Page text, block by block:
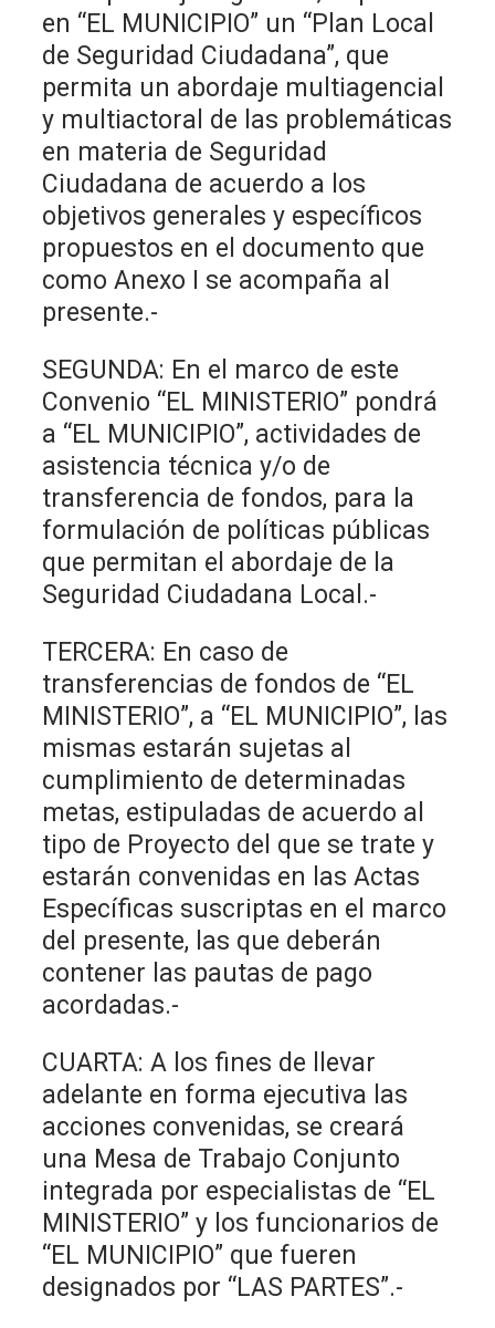
en “EL MUNICIPIO” un “Plan Local
de Seguridad Ciudadana”, que
permita un abordaje multiagencial
y multiactoral de las problemáticas
en materia de Seguridad
Ciudadana de acuerdo a los
objetivos generales y específicos
propuestos en el documento que
como Anexo I se acompaña al
presente.-
SEGUNDA: En el marco de este
Convenio “EL MINISTERIO” pondrá
a “EL MUNICIPIO”, actividades de
asistencia técnica y/o de
transferencia de fondos, para la
formulación de políticas públicas
que permitan el abordaje de la
Seguridad Ciudadana Local.-
TERCERA: En caso de
transferencias de fondos de “EL
MINISTERIO”, a “EL MUNICIPIO”, las
mismas estarán sujetas al
cumplimiento de determinadas
metas, estipuladas de acuerdo al
tipo de Proyecto del que se trate y
estarán convenidas en las Actas
Específicas suscriptas en el marco
del presente, las que deberán
contener las pautas de pago
acordadas.-
CUARTA: A los fines de llevar
adelante en forma ejecutiva las
acciones convenidas, se creará
una Mesa de Trabajo Conjunto
integrada por especialistas de “EL
MINISTERIO” y los funcionarios de
“EL MUNICIPIO” que fueren
designados por “LAS PARTES”.-